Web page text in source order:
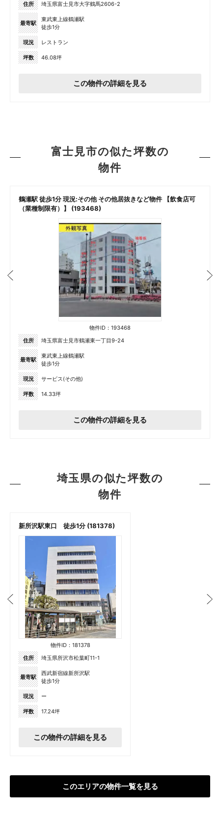
住所
埼玉県富士見市大字鶴馬2606-2
最寄駅
東武東上線鶴瀬駅
徒歩1分
現況 レストラン
坪数 46.08坪
この物件の詳細を見る
富士見市の似た坪数の
物件
鶴瀬駅 徒歩1分 現況:その他 その他居抜きなど物件 【飲食店可
（業種制限有）】 (193468)
物件ID：193468
住所
埼玉県富士見市鶴瀬東一丁目9-24
最寄駅
東武東上線鶴瀬駅
徒歩1分
現況 サービス(その他)
坪数 14.33坪
この物件の詳細を見る
埼玉県の似た坪数の
物件
新所沢駅東口 徒歩1分 (181378)
物件ID：181378
住所
埼玉県所沢市松葉町11-1
最寄駅
西武新宿線新所沢駅
徒歩1分
現況 ー
坪数 17.24坪
この物件の詳細を見る
このエリアの物件一覧を見る